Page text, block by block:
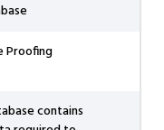
Proofing
contains